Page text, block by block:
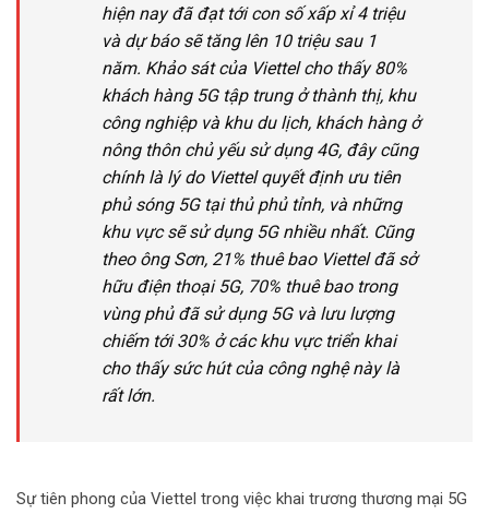
hiện nay đã đạt tới con số xấp xỉ 4 triệu
và dự báo sẽ tăng lên 10 triệu sau 1
năm. Khảo sát của Viettel cho thấy 80%
khách hàng 5G tập trung ở thành thị, khu
công nghiệp và khu du lịch, khách hàng ở
nông thôn chủ yếu sử dụng 4G, đây cũng
chính là lý do Viettel quyết định ưu tiên
phủ sóng 5G tại thủ phủ tỉnh, và những
khu vực sẽ sử dụng 5G nhiều nhất. Cũng
theo ông Sơn, 21% thuê bao Viettel đã sở
hữu điện thoại 5G, 70% thuê bao trong
vùng phủ đã sử dụng 5G và lưu lượng
chiếm tới 30% ở các khu vực triển khai
cho thấy sức hút của công nghệ này là
rất lớn.
Sự tiên phong của Viettel trong việc khai trương thương mại 5G